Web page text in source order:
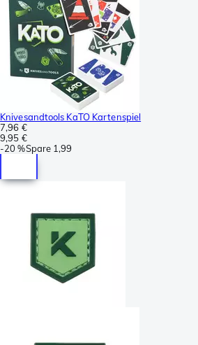
Knivesandtools KaTO Kartenspiel
7,96 €
9,95 €
-20 %Spare 1,99